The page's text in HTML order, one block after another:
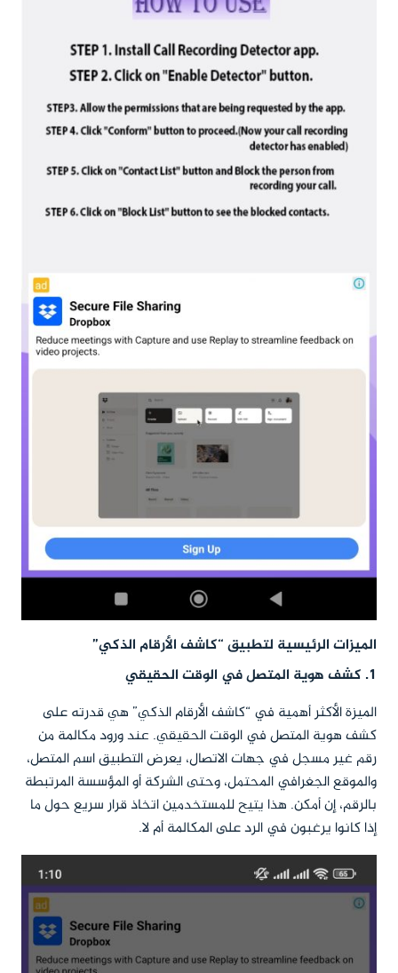
الميزات الرئيسية لتطبيق “كاشف الأرقام الذكي”
1. كشف هوية المتصل في الوقت الحقيقي
الميزة الأكثر أهمية في “كاشف الأرقام الذكي” هي قدرته على
كشف هوية المتصل في الوقت الحقيقي. عند ورود مكالمة من
رقم غير مسجل في جهات الاتصال، يعرض التطبيق اسم المتصل،
والموقع الجغرافي المحتمل، وحتى الشركة أو المؤسسة المرتبطة
بالرقم، إن أمكن. هذا يتيح للمستخدمين اتخاذ قرار سريع حول ما
إذا كانوا يرغبون في الرد على المكالمة أم لا.